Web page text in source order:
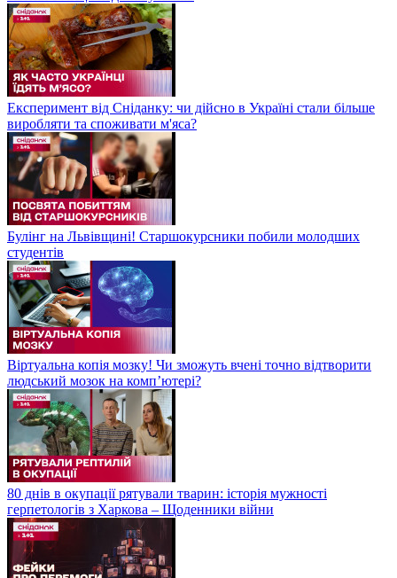
Експеримент від Сніданку: чи дійсно в Україні стали більше
виробляти та споживати м'яса?
Булінг на Львівщині! Старшокурсники побили молодших
студентів
Віртуальна копія мозку! Чи зможуть вчені точно відтворити
людський мозок на компʼютері?
80 днів в окупації рятували тварин: історія мужності
герпетологів з Харкова – Щоденники війни